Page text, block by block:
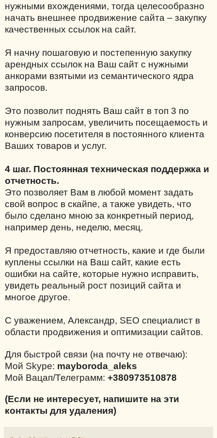
нужными вхождениями, тогда целесообразно
начать внешнее продвижение сайта – закупку
качественных ссылок на сайт.
Я начну пошаговую и постепенную закупку
арендных ссылок на Ваш сайт с нужными
анкорами взятыми из семантического ядра
запросов.
Это позволит поднять Ваш сайт в топ 3 по
нужным запросам, увеличить посещаемость и
конверсию посетителя в постоянного клиента
Ваших товаров и услуг.
4 шаг. Постоянная техническая поддержка и
отчетность.
Это позволяет Вам в любой момент задать
свой вопрос в скайпе, а также увидеть, что
было сделано мною за конкретный период,
например день, неделю, месяц.
Я предоставляю отчетность, какие и где были
куплены ссылки на Ваш сайт, какие есть
ошибки на сайте, которые нужно исправить,
увидеть реальный рост позиций сайта и
многое другое.
С уважением, Александр, SEO специалист в
области продвижения и оптимизации сайтов.
Для быстрой связи (на почту не отвечаю):
Мой Skype: mayboroda_aleks
Мой Вацап/Телеграмм: +380973510878
(Если не интересует, напишите на эти
контакты для удаления)